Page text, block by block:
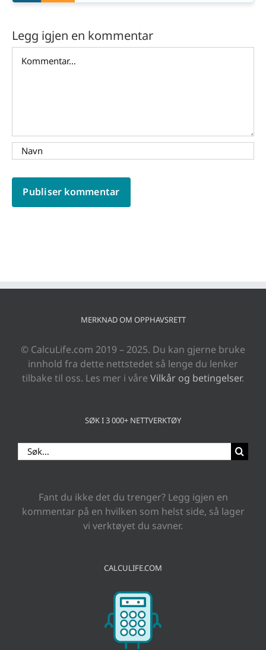
Legg igjen en kommentar
MERKNAD OM OPPHAVSRETT
© CalcuLife.com 2019 – 2025. Du kan gjerne bruke
innhold fra dette nettstedet så lenge du lenker
tilbake til oss. Les mer i våre Vilkår og betingelser.
SØK I 3 000+ NETTVERKTØY
Search
for:
Fant du ikke det du trenger? Legg igjen en
kommentar på en hvilken som helst side, så lager
vi verktøyet du savner.
CALCULIFE.COM